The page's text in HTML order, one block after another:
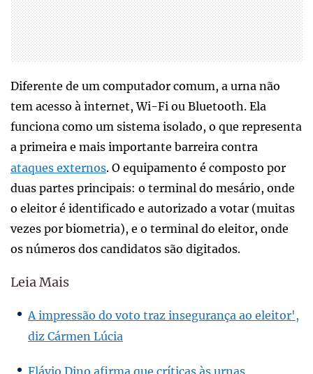
Diferente de um computador comum, a urna não
tem acesso à internet, Wi-Fi ou Bluetooth. Ela
funciona como um sistema isolado, o que representa
a primeira e mais importante barreira contra
ataques externos. O equipamento é composto por
duas partes principais: o terminal do mesário, onde
o eleitor é identificado e autorizado a votar (muitas
vezes por biometria), e o terminal do eleitor, onde
os números dos candidatos são digitados.
Leia Mais
A impressão do voto traz insegurança ao eleitor',
diz Cármen Lúcia
Flávio Dino afirma que críticas às urnas